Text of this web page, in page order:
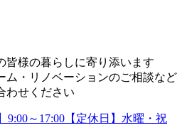
皆様の暮らしに寄り添います
ム・リノベーションのご相談など
わせください
9:00～17:00【定休日】水曜・祝